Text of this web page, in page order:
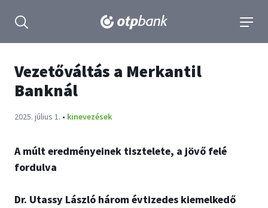
Keresés kinyitása
Vezetőváltás a Merkantil
Banknál
Publikálva:
2025. július 1. • kinevezések
A múlt eredményeinek tisztelete, a jövő felé
fordulva
Dr. Utassy László három évtizedes kiemelkedő